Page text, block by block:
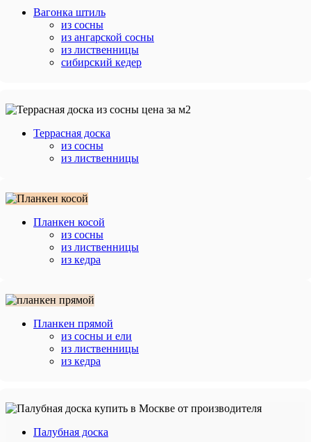
Вагонка штиль
из сосны
из ангарской сосны
из лиственницы
сибирский кедер
Террасная доска
из сосны
из лиственницы
Планкен косой
из сосны
из лиственницы
из кедра
Планкен прямой
из сосны и ели
из лиственницы
из кедра
Палубная доска